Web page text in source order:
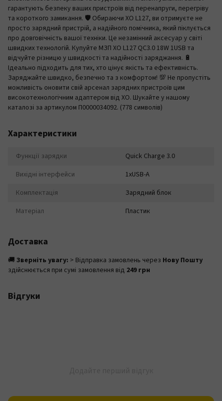
гарантують безпеку ваших пристроїв від перенапруги, перегріву
та короткого замикання. 🛡️ Обираючи XO L127, ви отримуєте не
просто зарядний пристрій, а надійного помічника, який піклується
про довговічність вашої техніки. Це незамінний аксесуар у світі
швидких технологій. Купуйте МЗП XO L127 QC3.0 18W 1USB та
відчуйте різницю у швидкості та надійності заряджання. 🔋
Ідеально підходить для тих, хто цінує якість та ефективність.
Заряджайте швидко, безпечно та з комфортом! 💯 Не пропустіть
можливість оновити свій арсенал зарядних пристроїв цим
високотехнологічним адаптером від XO. Шукайте у нашому
каталозі за артикулом П0000034092. (778 символів)
Характеристики
Функції зарядки
Quick Charge 3.0
Вихідні інтерфейси
1xUSB-A
Комплектація
Зарядний блок
Матеріал
Пластик
Доставка
🚚 Зверніть увагу: > Відправка замовлень через Нову Пошту
здійснюється при сумі замовлення від 249 грн
Відгуки